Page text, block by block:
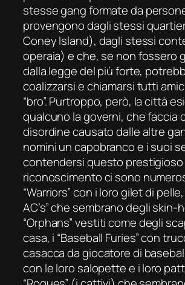
stesse gang formate da
provengono dagli stessi
Coney Island), dagli stessi
operaia) e che, se non fossero
dalla legge del più forte,
coalizzarsi e chiamarsi tutti
“bro”. Purtroppo, però, la città
qualcuno la governi, che faccia
disordine causato dalle altre
nomini un capobranco e i suoi
contendersi questo prestigioso
riconoscimento ci sono
“Warriors” con i loro gilet di
AC’s” che sembrano degli skin-
“Orphans” vestiti come degli
casa, i “Baseball Furies” con
casacca da giocatore di
con le loro salopette e i loro